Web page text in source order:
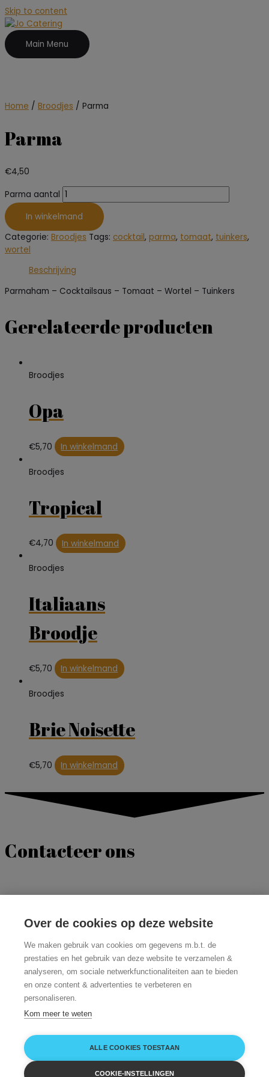
Skip to content
Main Menu
Home / Broodjes / Parma
Parma
€4,50
Parma aantal
In winkelmand
Categorie: Broodjes Tags: cocktail, parma, tomaat, tuinkers,
wortel
Beschrijving
Parmaham – Cocktailsaus – Tomaat – Wortel – Tuinkers
Gerelateerde producten
Broodjes
Opa
€5,70 In winkelmand
Broodjes
Tropical
€4,70 In winkelmand
Broodjes
Italiaans
Broodje
€5,70 In winkelmand
Broodjes
Brie Noisette
€5,70 In winkelmand
Contacteer ons
vragen en bestellingen.
Open het Contactformulier
Of neem telefonisch contact op : 09 348 32
Copyright © 2026 Jo Catering
Powered by Jo Catering
Over de cookies op deze website
We maken gebruik van cookies om gegevens m.b.t. de
prestaties en het gebruik van deze website te verzamelen &
analyseren, om sociale netwerkfunctionaliteiten aan te bieden
en onze content & advertenties te verbeteren en
personaliseren.
Kom meer te weten
ALLE COOKIES TOESTAAN
COOKIE-INSTELLINGEN